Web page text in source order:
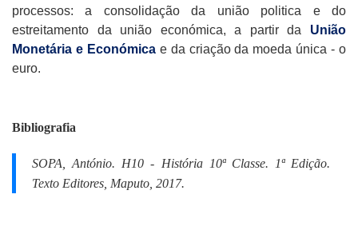
processos: a consolidação da união politica e do
estreitamento da união económica, a partir da União
Monetária e Económica e da criação da moeda única - o
euro.
Bibliografia
SOPA, António. H10 - História 10ª Classe. 1ª Edição.
Texto Editores, Maputo, 2017.